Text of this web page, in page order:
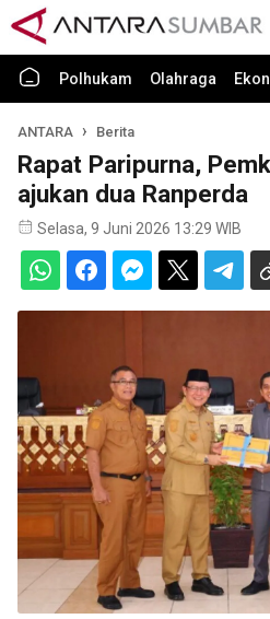
Polhukam Olahraga
ANTARA Berita
Rapat Paripurna,
ajukan dua Ranperda
Selasa, 9 Juni 2026 13:29 WIB